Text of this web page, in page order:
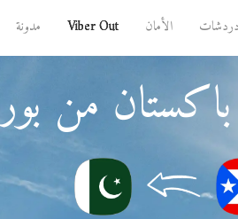
دردشات الأمان Viber Out مدونة
من